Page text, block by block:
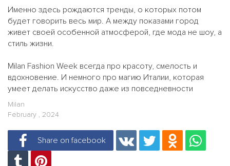
Именно здесь рождаются тренды, о которых потом
будет говорить весь мир. А между показами город
живет своей особенной атмосферой, где мода не шоу, а
стиль жизни.
Milan Fashion Week всегда про красоту, смелость и
вдохновение. И немного про магию Италии, которая
умеет делать искусство даже из повседневности
Milan
February , 2024
Share on facebook